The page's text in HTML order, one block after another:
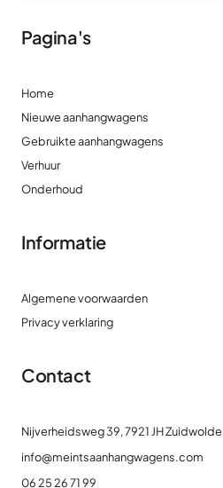
Pagina's
Home
Nieuwe aanhangwagens
Gebruikte aanhangwagens
Verhuur
Onderhoud
Informatie
Algemene voorwaarden
Privacy verklaring
Contact
Nijverheidsweg 39, 7921 JH Zuidwolde
info@meintsaanhangwagens.com
06 25 26 71 99